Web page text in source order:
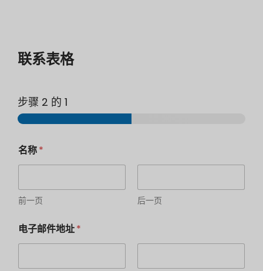
联系表格
步骤 2 的 1
名称*
前一页 后一页
电子邮件地址*